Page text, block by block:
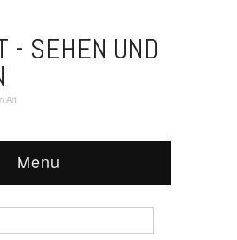
- SEHEN UND
Art
Menu